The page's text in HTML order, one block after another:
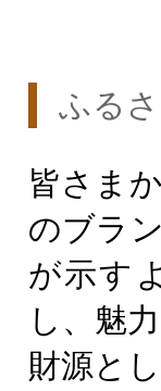
ふる
皆さま
のブラ
が示す
し、魅
財源と